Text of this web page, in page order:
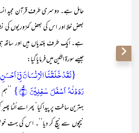
حامل ہے۔ دوسری طرف قرآن مجید
بعض خلا اور اس کی بعض کمزوریوں کی
ہے۔ ایک طرف بلندیاں ہیں اور ساتھ
جیسے سورۃ التّین میں فرمایا گیا:
رَدَدۡنٰہُ اَسۡفَلَ سٰفِلِیۡنَ ۙ﴿۵﴾}
بہترین ساخت پر پیدا کیا‘ پھر اسے اُلٹا
نیچوں سے نیچ کر دیا‘‘۔ اس کی بہت